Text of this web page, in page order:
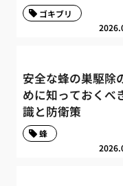
ゴキブリ
安全な蜂の巣駆除
めに知っておくべ
識と防衛策
蜂